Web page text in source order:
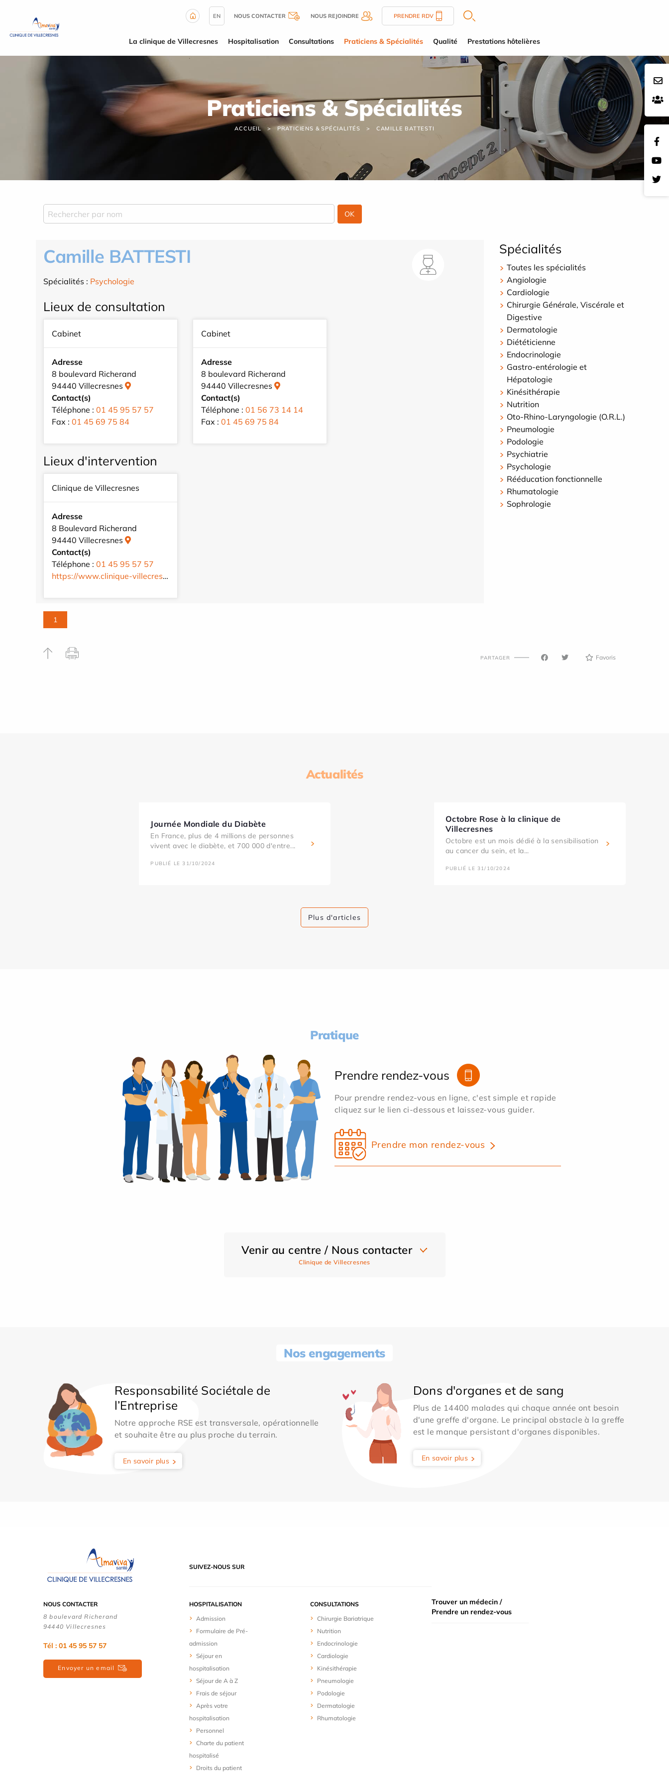
EN NOUS CONTACTER NOUS REJOINDRE PRENDRE RDV
La clinique de Villecresnes Hospitalisation Consultations Praticiens & Spécialités Qualité Prestations hôtelières
Praticiens & Spécialités
ACCUEIL PRATICIENS & SPÉCIALITÉS CAMILLE BATTESTI
Camille BATTESTI
Spécialités : Psychologie
Lieux de consultation
Cabinet
Adresse
8 boulevard Richerand
94440 Villecresnes
Contact(s)
Téléphone : 01 45 95 57 57
Fax : 01 45 69 75 84
Cabinet
Adresse
8 boulevard Richerand
94440 Villecresnes
Contact(s)
Téléphone : 01 56 73 14 14
Fax : 01 45 69 75 84
Lieux d'intervention
Clinique de Villecresnes
Adresse
8 Boulevard Richerand
94440 Villecresnes
Contact(s)
Téléphone : 01 45 95 57 57
https://www.clinique-villecresnes.com/fr/
1
Spécialités
Toutes les spécialités
Angiologie
Cardiologie
Chirurgie Générale, Viscérale et
Digestive
Dermatologie
Diététicienne
Endocrinologie
Gastro-entérologie et
Hépatologie
Kinésithérapie
Nutrition
Oto-Rhino-Laryngologie (O.R.L.)
Pneumologie
Podologie
Psychiatrie
Psychologie
Rééducation fonctionnelle
Rhumatologie
Sophrologie
PARTAGER Favoris
Actualités
Journée Mondiale du Diabète
En France, plus de 4 millions de personnes
vivent avec le diabète, et 700 000 d'entre...
PUBLIÉ LE 31/10/2024
Octobre Rose à la clinique de
Villecresnes
Octobre est un mois dédié à la sensibilisation
au cancer du sein, et la...
PUBLIÉ LE 31/10/2024
Plus d'articles
Pratique
Prendre rendez-vous
Pour prendre rendez-vous en ligne, c'est simple et rapide
cliquez sur le lien ci-dessous et laissez-vous guider.
Prendre mon rendez-vous
Venir au centre / Nous contacter
Clinique de Villecresnes
Nos engagements
Responsabilité Sociétale de
l’Entreprise
Notre approche RSE est transversale, opérationnelle
et souhaite être au plus proche du terrain.
En savoir plus
Dons d'organes et de sang
Plus de 14400 malades qui chaque année ont besoin
d'une greffe d'organe. Le principal obstacle à la greffe
est le manque persistant d'organes disponibles.
En savoir plus
SUIVEZ-NOUS SUR
NOUS CONTACTER
8 boulevard Richerand
94440 Villecresnes
Tél : 01 45 95 57 57
Envoyer un email
HOSPITALISATION
Admission
Formulaire de Pré-
admission
Séjour en
hospitalisation
Séjour de A à Z
Frais de séjour
Après votre
hospitalisation
Personnel
Charte du patient
hospitalisé
Droits du patient
CONSULTATIONS
Chirurgie Bariatrique
Nutrition
Endocrinologie
Cardiologie
Kinésithérapie
Pneumologie
Podologie
Dermatologie
Rhumatologie
Trouver un médecin /
Prendre un rendez-vous